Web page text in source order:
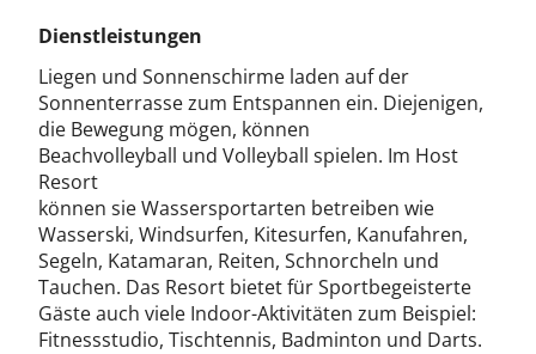
Dienstleistungen
Liegen und Sonnenschirme laden auf der
Sonnenterrasse zum Entspannen ein. Diejenigen,
die Bewegung mögen, können
Beachvolleyball und Volleyball spielen. Im Host
Resort
können sie Wassersportarten betreiben wie
Wasserski, Windsurfen, Kitesurfen, Kanufahren,
Segeln, Katamaran, Reiten, Schnorcheln und
Tauchen. Das Resort bietet für Sportbegeisterte
Gäste auch viele Indoor-Aktivitäten zum Beispiel:
Fitnessstudio, Tischtennis, Badminton und Darts.